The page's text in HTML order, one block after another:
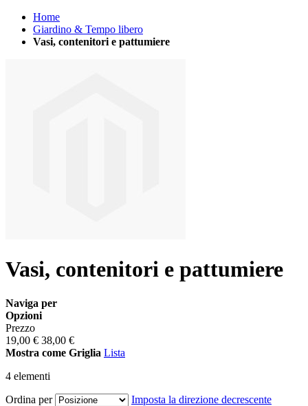
Home
Giardino & Tempo libero
Vasi, contenitori e pattumiere
Vasi, contenitori e pattumiere
Naviga per
Opzioni
Prezzo
19,00 € 38,00 €
Mostra come Griglia Lista
4 elementi
Ordina per
Imposta la direzione decrescente